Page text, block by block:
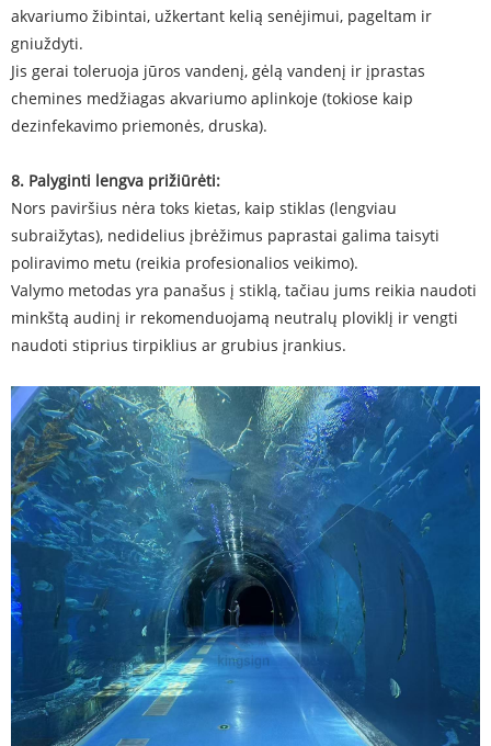
akvariumo žibintai, užkertant kelią senėjimui, pageltam ir
gniuždyti.
Jis gerai toleruoja jūros vandenį, gėlą vandenį ir įprastas
chemines medžiagas akvariumo aplinkoje (tokiose kaip
dezinfekavimo priemonės, druska).
8. Palyginti lengva prižiūrėti:
Nors paviršius nėra toks kietas, kaip stiklas (lengviau
subraižytas), nedidelius įbrėžimus paprastai galima taisyti
poliravimo metu (reikia profesionalios veikimo).
Valymo metodas yra panašus į stiklą, tačiau jums reikia naudoti
minkštą audinį ir rekomenduojamą neutralų ploviklį ir vengti
naudoti stiprius tirpiklius ar grubius įrankius.